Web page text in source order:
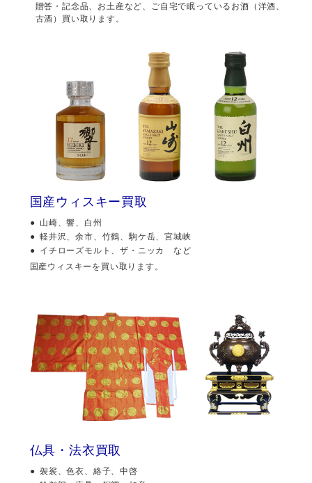
贈答・記念品、お土産など、ご自宅で眠っているお酒（洋酒、
古酒）買い取ります。
国産ウィスキー買取
山崎、響、白州
軽井沢、余市、竹鶴、駒ケ岳、宮城峡
イチローズモルト、ザ・ニッカ など
国産ウィスキーを買い取ります。
仏具・法衣買取
袈裟、色衣、絡子、中啓